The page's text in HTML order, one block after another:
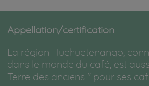
Appellation/certification
La région Huehuetenango,
dans le monde du café, est
Terre des anciens " pour ses